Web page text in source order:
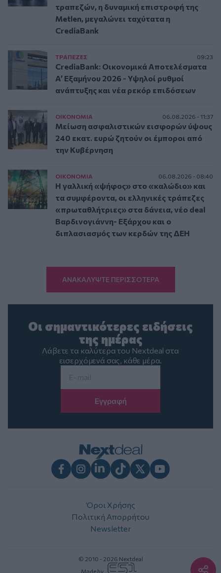
τραπεζών, η δυναμική επιστροφή της
Metlen, μεγαλώνει ταχύτατα η
CrediaBank
ΤΡAΠΕΖΕΣ 09:23
CrediaBank: Οικονομικά Αποτελέσματα
A’ Εξαμήνου 2026 - Υψηλοί ρυθμοί
ανάπτυξης και νέα ρεκόρ επιδόσεων
ΟΙΚΟΝΟΜΙΑ 06.08.2026 - 11:37
Μείωση ασφαλιστικών εισφορών ύψους
240 εκατ. ευρώ ζητούν οι έμποροι από
την Κυβέρνηση
ΟΙΚΟΝΟΜΙΑ 06.08.2026 - 08:40
Η γαλλική «ψήφος» στο «καλώδιο» και
τα συμφέροντα, οι ελληνικές τράπεζες
«πρωταθλήτριες» στα δάνεια, νέο deal
Βαρδινογιάννη- Εξάρχου και ο
διπλασιασμός των κερδών της ΔΕΗ
ΑΝΑΚΑΛΥΨΤΕ ΠΕΡΙΣΣΟΤΕΡΑ
Οι σημαντικότερες ειδήσεις
της ημέρας
Λάβετε τα καλύτερα του Nextdeal στα
εισερχόμενά σας, κάθε μέρα.
Όροι Χρήσης
Πολιτική Απορρήτου
Newsletter
© 2010 - 2026 Nextdeal
Made by